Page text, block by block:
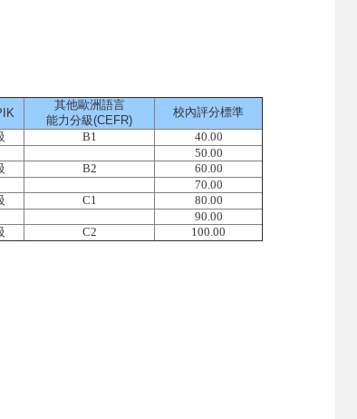
其他歐洲語言
能力分級(CEFR)
校內評分標準
B1
40.00
50.00
B2
60.00
70.00
C1
80.00
90.00
C2 100.00